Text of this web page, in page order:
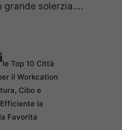
grande solerzia….
Top 10 Città
il Workcation
Cibo e
la
Favorita